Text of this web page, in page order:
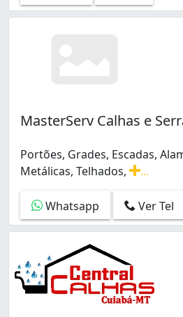
MasterServ Calhas e
Portões, Grades, Escadas,
Metálicas, Telhados,
Whatsapp
Ver Tel